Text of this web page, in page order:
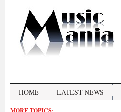
HOME LATEST NEWS
MORE TOPICS: